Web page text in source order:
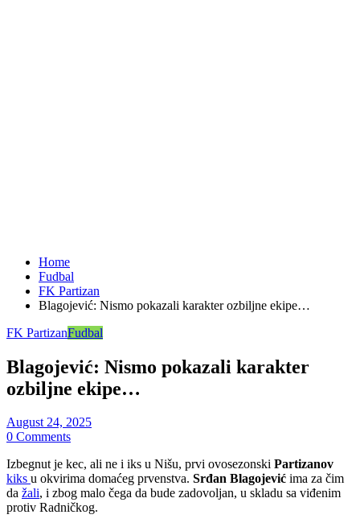
Home
Fudbal
FK Partizan
Blagojević: Nismo pokazali karakter ozbiljne ekipe…
FK PartizanFudbal
Blagojević: Nismo pokazali karakter
ozbiljne ekipe…
August 24, 2025
0 Comments
Izbegnut je kec, ali ne i iks u Nišu, prvi ovosezonski Partizanov
kiks u okvirima domaćeg prvenstva. Srđan Blagojević ima za čim
da žali, i zbog malo čega da bude zadovoljan, u skladu sa viđenim
protiv Radničkog.